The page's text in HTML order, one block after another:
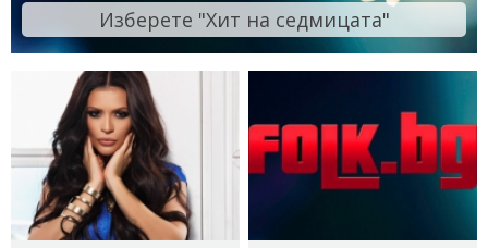
Изберете "Хит на седмицата"